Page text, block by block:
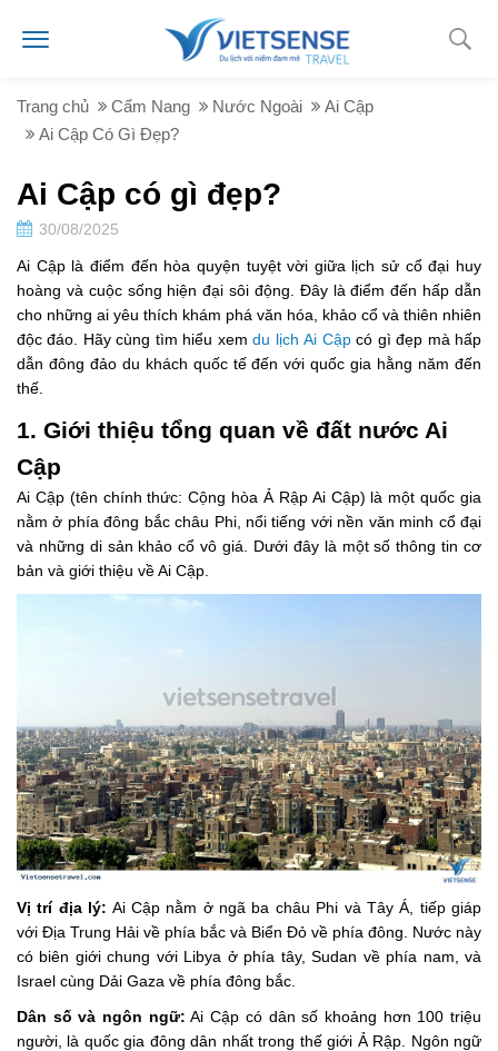
Trang chủ Cẩm Nang Nước Ngoài
Ai Cập
Ai Cập Có Gì Đẹp?
Ai Cập có gì đẹp?
30/08/2025
Ai Cập là điểm đến hòa quyện tuyệt vời giữa lịch sử cổ đại huy
hoàng và cuộc sống hiện đại sôi động. Đây là điểm đến hấp dẫn
cho những ai yêu thích khám phá văn hóa, khảo cổ và thiên nhiên
độc đáo. Hãy cùng tìm hiểu xemdu lịch Ai Cậpcó gì đẹp mà hấp
dẫn đông đảo du khách quốc tế đến với quốc gia hằng năm đến
thế.
1. Giới thiệu tổng quan về đất nước Ai
Cập
Ai Cập (tên chính thức: Cộng hòa Ả Rập Ai Cập) là một quốc gia
nằm ở phía đông bắc châu Phi, nổi tiếng với nền văn minh cổ đại
và những di sản khảo cổ vô giá. Dưới đây là một số thông tin cơ
bản và giới thiệu về Ai Cập.
Vị trí địa lý: Ai Cập nằm ở ngã ba châu Phi và Tây Á, tiếp giáp
với Địa Trung Hải về phía bắc và Biển Đỏ về phía đông. Nước này
có biên giới chung với Libya ở phía tây, Sudan về phía nam, và
Israel cùng Dải Gaza về phía đông bắc.
Dân số và ngôn ngữ: Ai Cập có dân số khoảng hơn 100 triệu
người, là quốc gia đông dân nhất trong thế giới Ả Rập. Ngôn ngữ